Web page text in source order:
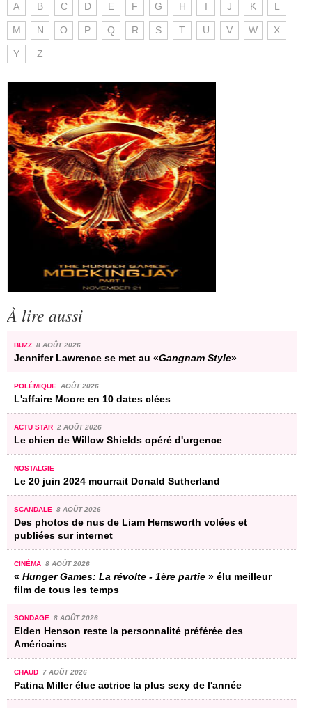
A B C D E F G H I J K L
M N O P Q R S T U V W X
Y Z
À lire aussi
BUZZ 8 AOÛT 2026
Jennifer Lawrence se met au «Gangnam Style»
POLÉMIQUE AOÛT 2026
L'affaire Moore en 10 dates clées
ACTU STAR 2 AOÛT 2026
Le chien de Willow Shields opéré d'urgence
NOSTALGIE
Le 20 juin 2024 mourrait Donald Sutherland
SCANDALE 8 AOÛT 2026
Des photos de nus de Liam Hemsworth volées et
publiées sur internet
CINÉMA 8 AOÛT 2026
« Hunger Games: La révolte - 1ère partie » élu meilleur
film de tous les temps
SONDAGE 8 AOÛT 2026
Elden Henson reste la personnalité préférée des
Américains
CHAUD 7 AOÛT 2026
Patina Miller élue actrice la plus sexy de l'année